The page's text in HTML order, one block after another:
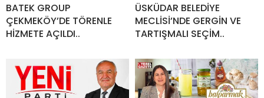
BATEK GROUP
ÇEKMEKÖY’DE TÖRENLE
HİZMETE AÇILDI..
ÜSKÜDAR BELEDİYE
MECLİSİ’NDE GERGİN VE
TARTIŞMALI SEÇİM..